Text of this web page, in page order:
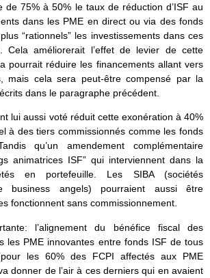
de 75% à 50% le taux de réduction d’ISF au
dans les PME en direct ou via des fonds
“rationnels” les investissements dans ces
Cela améliorerait l’effet de levier de cette
pourrait réduire les financements allant vers
mais cela sera peut-être compensé par la
dans le paragraphe précédent.
lui aussi voté réduit cette exonération à 40%
à des tiers commissionnés comme les fonds
qu’un amendement complémentaire
animatrices ISF” qui interviennent dans la
en portefeuille. Les SIBA (sociétés
business angels) pourraient aussi être
fonctionnent sans commissionnement.
l’alignement du bénéfice fiscal des
les PME innovantes entre fonds ISF de tous
les 60% des FCPI affectés aux PME
donner de l’air à ces derniers qui en avaient